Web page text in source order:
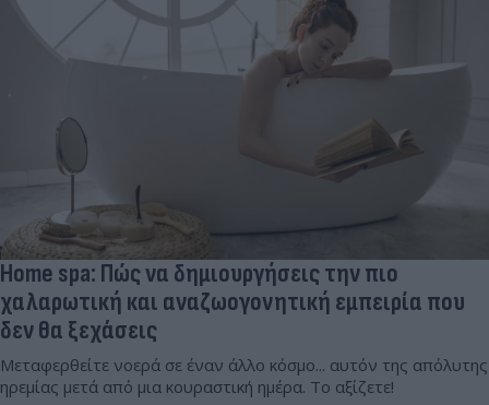
Home spa: Πώς να δημιουργήσεις την πιο
χαλαρωτική και αναζωογονητική εμπειρία που
δεν θα ξεχάσεις
Μεταφερθείτε νοερά σε έναν άλλο κόσμο... αυτόν της απόλυτης
ηρεμίας μετά από μια κουραστική ημέρα. Το αξίζετε!